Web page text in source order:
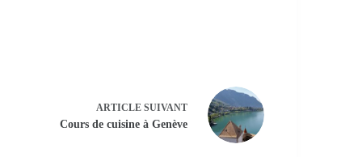
ARTICLE SUIVANT
Cours de cuisine à Genève